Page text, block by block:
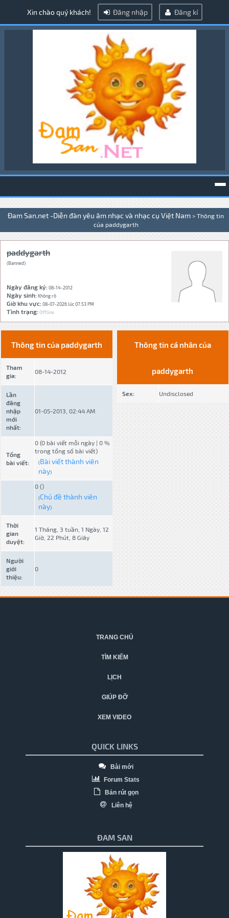
Xin chào quý khách! Đăng nhập Đăng kí
Đam San.net -Diễn đàn yêu âm nhạc và nhạc cụ Việt Nam > Thông tin
của paddygarth
paddygarth
(Banned)
Ngày đăng ký:08-14-2012
Ngày sinh: Không rõ
Giờ khu vực:08-07-2026 lúc 07:53 PM
Tình trạng:Offline
Thông tin của paddygarth
Tham
gia:
08-14-2012
Lần
đăng
nhập
mới
nhất:
01-05-2013, 02:44 AM
Tổng
bài viết:
0 (0 bài viết mỗi ngày | 0 %
trong tổng số bài viết)
(Bài viết thành viên
này)
0 ()
(Chủ đề thành viên
này)
Thời
gian
duyệt:
1 Tháng, 3 tuần, 1 Ngày, 12
Giờ, 22 Phút, 8 Giây
Người
giới
thiệu:
0
Thông tin cá nhân của
paddygarth
Sex: Undisclosed
TRANG CHỦ
TÌM KIẾM
LỊCH
GIÚP ĐỠ
XEM VIDEO
QUICK LINKS
Bài mới
Forum Stats
Bản rút gọn
Liên hệ
ĐAM SAN